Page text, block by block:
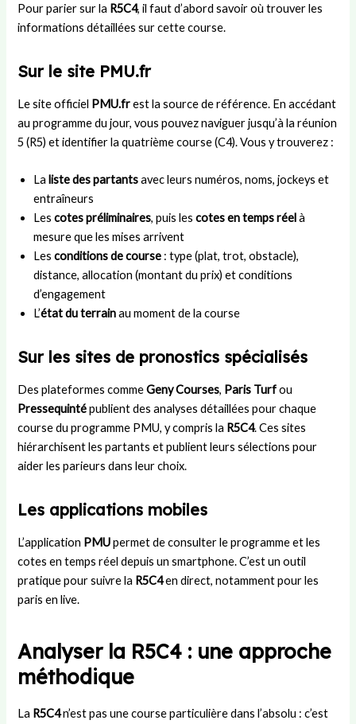
Pour parier sur la R5C4, il faut d’abord savoir où trouver les
informations détaillées sur cette course.
Sur le site PMU.fr
Le site officiel PMU.frest la source de référence. En accédant
au programme du jour, vous pouvez naviguer jusqu’à la réunion
5 (R5) et identifier la quatrième course (C4). Vous y trouverez :
Laliste des partantsavec leurs numéros, noms, jockeys et
entraîneurs
Lescotes préliminaires, puis lescotes en temps réelà
mesure que les mises arrivent
Lesconditions de course : type (plat, trot, obstacle),
distance, allocation (montant du prix) et conditions
d’engagement
L’état du terrainau moment de la course
Sur les sites de pronostics spécialisés
Des plateformes commeGeny Courses, Paris Turfou
Pressequintépublient des analyses détaillées pour chaque
course du programme PMU, y compris la R5C4. Ces sites
hiérarchisent les partants et publient leurs sélections pour
aider les parieurs dans leur choix.
Les applications mobiles
L’application PMUpermet de consulter le programme et les
cotes en temps réel depuis un smartphone. C’est un outil
pratique pour suivre la R5C4en direct, notamment pour les
paris en live.
Analyser la R5C4 : une approche
méthodique
La R5C4n’est pas une course particulière dans l’absolu : c’est